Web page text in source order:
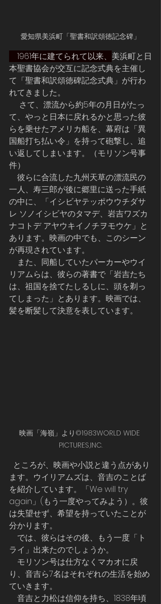
愛知県美浜町「聖書和訳頌徳記念碑」
1961年に建てられて以来、 美浜町と日
本聖書協会が交互に記念式典を主催し
て「聖書和訳頌徳碑記念式典」が行わ
れてきました。
て、やっと日本に戻れるかと思った彼
らを乗せたアメリカ船を、幕府は「異
国船打ち払い令」を持って砲撃し、追
い返してしまいます。（モリソン号事
件）
彼らに合流した九州天草の漂流民の
一人、寿三郎が後に郷里に送った手紙
の中に、「イシビヤテッポウウチダサ
レ ソノイシビヤのタマデ、岩吉ワズカ
ナコトデ アヤウキイノチヲモウケ」と
あります。映画の中でも、このシーン
が再現されています。
また、同船していたパーカーやウイ
リアムらは、彼らの著書で「岩吉たち
は、祖国を捨てたしるしに、頭を剃っ
てしまった」とあります。映画では、
髪を断髪して決意を表しています。
映画「海嶺」より©1983WORLD WIDE
PICTURES,INC.
ます。ウイリアムズは、音吉のことば
を紹介しています。「We will try
again」(もう一度やってみよう）。彼
は失望せず、希望を持っていたことが
分かります。
ライ」出来たのでしょうか。
り、音吉ら7名はそれぞれの生活を始め
ていきます。